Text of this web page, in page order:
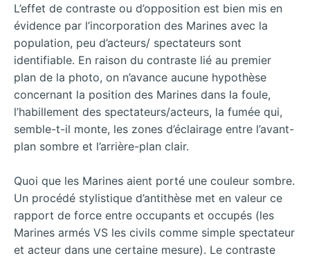
L’effet de contraste ou d’opposition est bien mis en
évidence par l’incorporation des Marines avec la
population, peu d’acteurs/ spectateurs sont
identifiable. En raison du contraste lié au premier
plan de la photo, on n’avance aucune hypothèse
concernant la position des Marines dans la foule,
l’habillement des spectateurs/acteurs, la fumée qui,
semble-t-il monte, les zones d’éclairage entre l’avant-
plan sombre et l’arrière-plan clair.
Quoi que les Marines aient porté une couleur sombre.
Un procédé stylistique d’antithèse met en valeur ce
rapport de force entre occupants et occupés (les
Marines armés VS les civils comme simple spectateur
et acteur dans une certaine mesure). Le contraste